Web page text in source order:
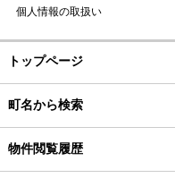
個人情報の取扱い
トップページ
町名から検索
物件閲覧履歴